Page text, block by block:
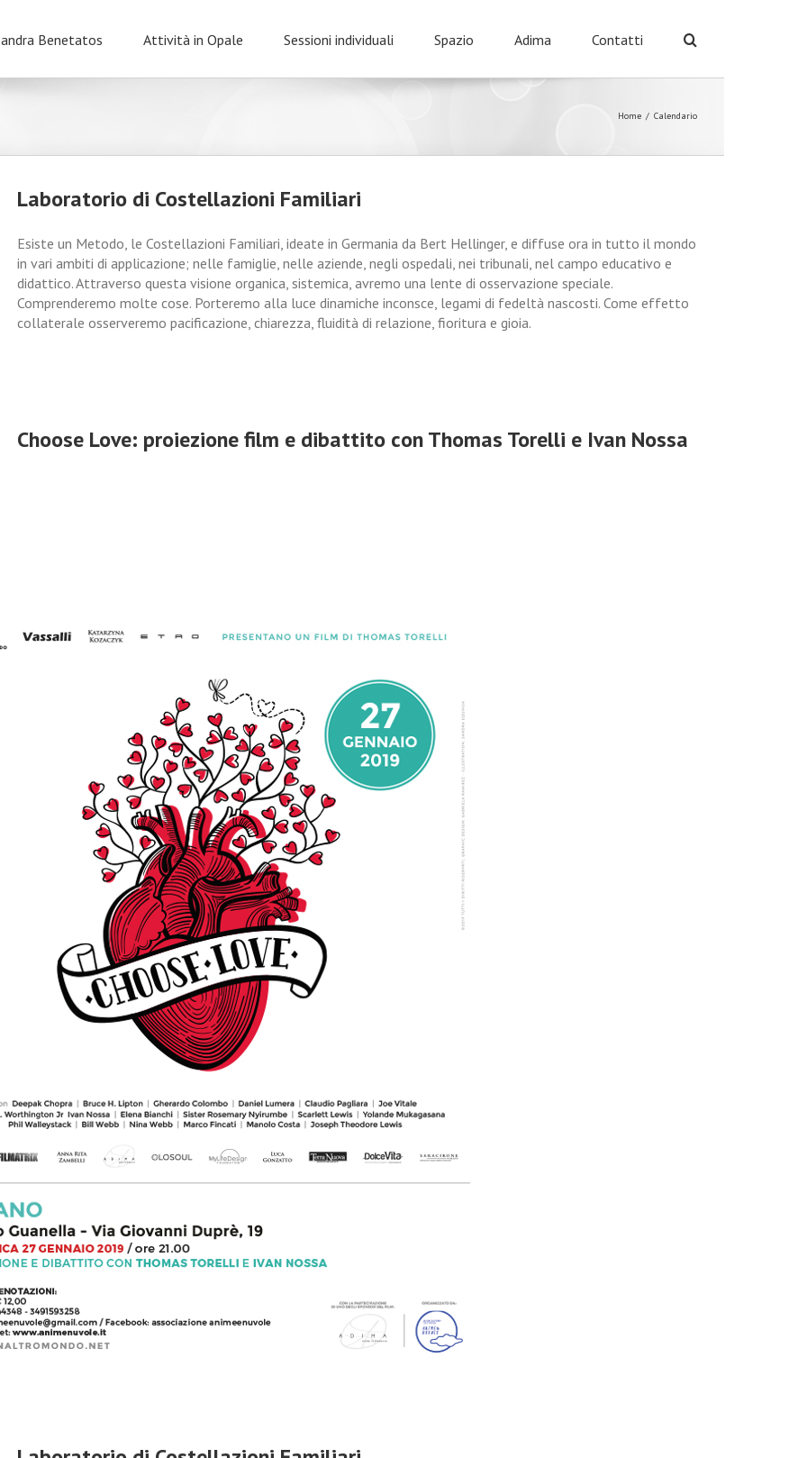
Benetatos Attività in Opale Sessioni individuali Spazio Adima Contatti
Home / Calendario
Laboratorio di Costellazioni Familiari
Esiste un Metodo, le Costellazioni Familiari, ideate in Germania da Bert Hellinger, e diffuse ora in tutto il mondo
in vari ambiti di applicazione; nelle famiglie, nelle aziende, negli ospedali, nei tribunali, nel campo educativo e
didattico. Attraverso questa visione organica, sistemica, avremo una lente di osservazione speciale.
Comprenderemo molte cose. Porteremo alla luce dinamiche inconsce, legami di fedeltà nascosti. Come effetto
collaterale osserveremo pacificazione, chiarezza, fluidità di relazione, fioritura e gioia.
Choose Love: proiezione film e dibattito con Thomas Torelli e Ivan Nossa